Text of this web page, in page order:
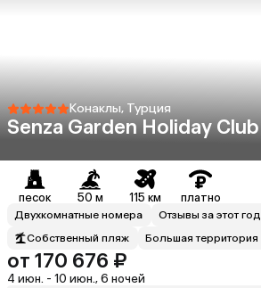
Конаклы, Турция
Senza Garden Holiday Club
песок 50 м 115 км платно
Двухкомнатные номера
Отзывы за этот год
Собственный пляж
Большая территория
от 170 676 ₽
4 июн. - 10 июн., 6 ночей